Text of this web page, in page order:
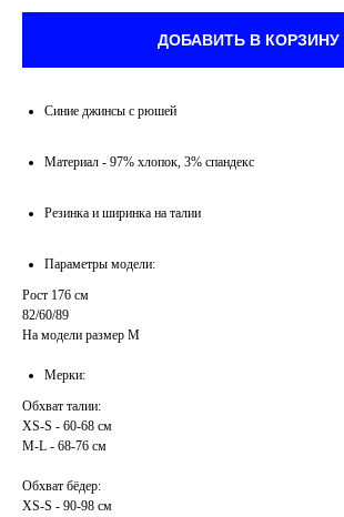
ДОБАВИТЬ В КОРЗИНУ
Синие джинсы с рюшей
Материал - 97% хлопок, 3% спандекс
Резинка и ширинка на талии
Параметры модели:
Рост 176 см
82/60/89
На модели размер М
Мерки:
Обхват талии:
XS-S - 60-68 см
M-L - 68-76 см
Обхват бёдер:
XS-S - 90-98 см